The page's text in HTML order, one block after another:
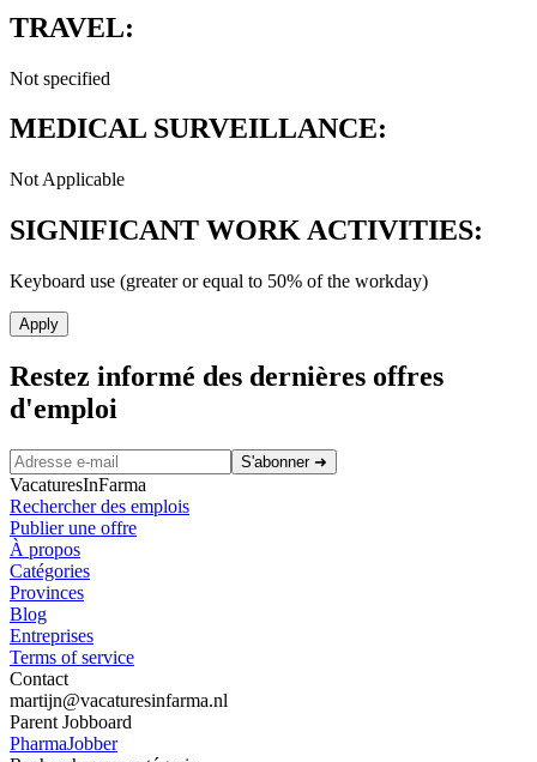
TRAVEL:
Not specified
MEDICAL SURVEILLANCE:
Not Applicable
SIGNIFICANT WORK ACTIVITIES:
Keyboard use (greater or equal to 50% of the workday)
Apply
Restez informé des dernières offres
d'emploi
S'abonner ➜
VacaturesInFarma
Rechercher des emplois
Publier une offre
À propos
Catégories
Provinces
Blog
Entreprises
Terms of service
Contact
martijn@vacaturesinfarma.nl
Parent Jobboard
PharmaJobber